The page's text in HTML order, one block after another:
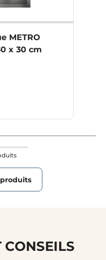
METRO
x 30 cm